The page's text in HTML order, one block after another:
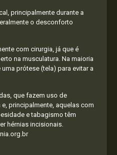
principalmente durante a
o desconforto
com cirurgia, já que é
na musculatura. Na maioria
prótese (tela) para evitar a
que fazem uso de
principalmente, aquelas com
e tabagismo têm
hérnias incisionais.